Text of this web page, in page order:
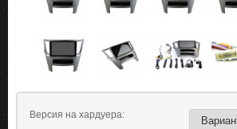
Версия на хардуера: